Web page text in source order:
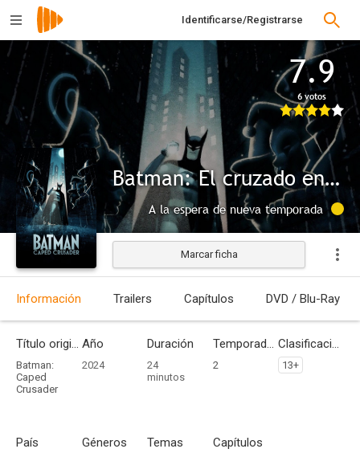
Identificarse/Registrarse
7.9
6 votos
Batman: El cruzado enmascarado
A la espera de nueva temporada
Marcar ficha
Información Trailers Capítulos DVD / Blu-Ray
Título original
Batman:
Caped
Crusader
Año
2024
Duración
24
minutos
Temporadas
2
Clasificación por edades
13+
País Géneros Temas Capítulos